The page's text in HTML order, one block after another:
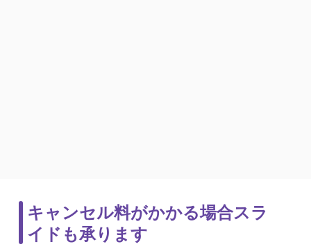
キャンセル料がかかる場合スラ
イドも承ります